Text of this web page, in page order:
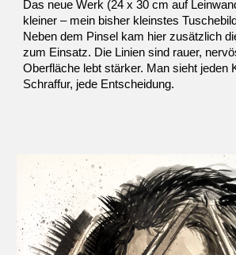
Das neue Werk (24 x 30 cm auf
kleiner – mein bisher kleinstes
Neben dem Pinsel kam hier zusätzlich
zum Einsatz. Die Linien sind rauer,
Oberfläche lebt stärker. Man sieht jeden
Schraffur, jede Entscheidung.